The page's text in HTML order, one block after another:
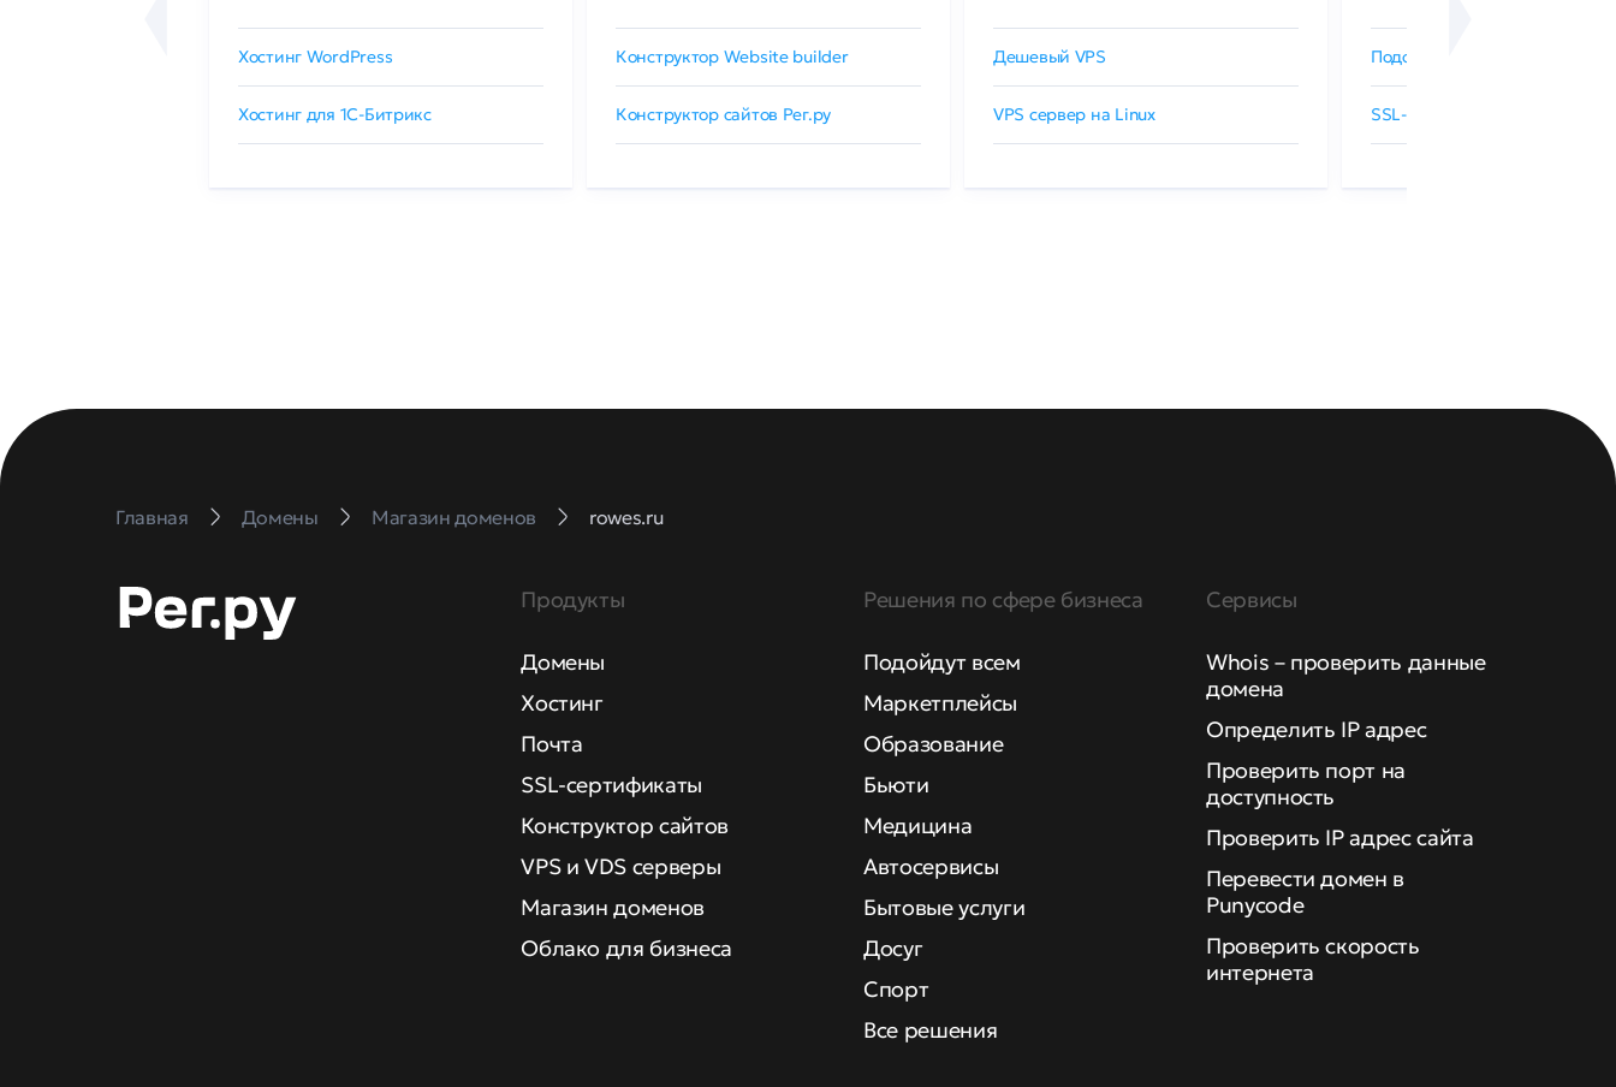
Хостинг WordPress
Хостинг для 1C-Битрикс
Конструктор Website builder
Конструктор сайтов Рег.ру
Дешевый VPS
VPS сервер на Linux
Подобрать SSL-сертификат
SSL-сертификаты GlobalSign
Главная Домены Магазин доменов rowes.ru
Продукты
Домены
Хостинг
Почта
SSL-сертификаты
Конструктор сайтов
VPS и VDS серверы
Магазин доменов
Облако для бизнеса
Решения по сфере бизнеса
Подойдут всем
Маркетплейсы
Образование
Бьюти
Медицина
Автосервисы
Бытовые услуги
Досуг
Спорт
Все решения
Сервисы
Whois – проверить данные
домена
Определить IP адрес
Проверить порт на
доступность
Проверить IP адрес сайта
Перевести домен в
Punycode
Проверить скорость
интернета